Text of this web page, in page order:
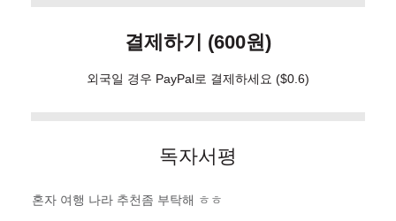
결제하기 (600원)
외국일 경우 PayPal로 결제하세요 ($0.6)
독자서평
혼자 여행 나라 추천좀 부탁해 ㅎㅎ